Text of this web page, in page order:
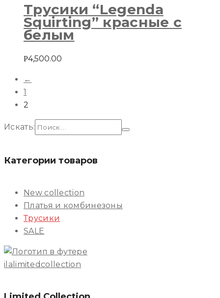
Трусики “Legenda
Squirting” красные с
белым
Р4,500.00
←
1
2
Искать:
Категории товаров
New collection
Платья и комбинезоны
Трусики
SALE
ilalimitedcollection